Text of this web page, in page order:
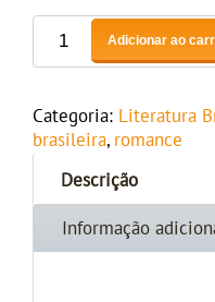
Adicionar ao
Categoria: Literatura
brasileira, romance
Descrição
Informação